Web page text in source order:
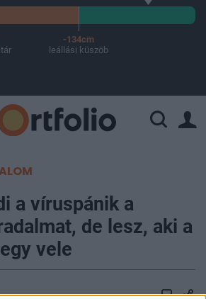
-134cm
leállási küszöb
a víruspánik a
de lesz, aki a
vele